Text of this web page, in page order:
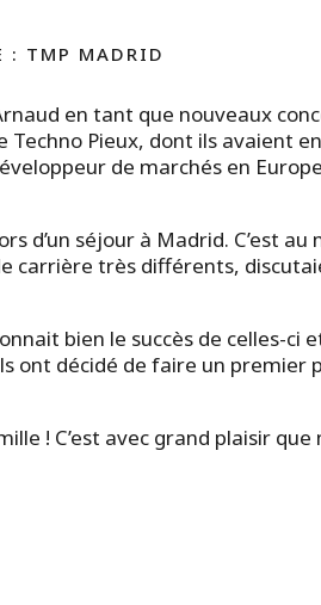
: TMP MADRID
en tant que nouveaux
Pieux, dont ils avaient
de marchés en
d’un séjour à Madrid. C’est au
carrière très différents,
bien le succès de celles-ci
ont décidé de faire un premier
! C’est avec grand plaisir que